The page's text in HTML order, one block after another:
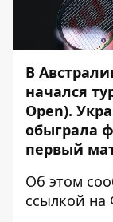
В
начался
Open).
обыграла
первый
Об этом
ссылкой на